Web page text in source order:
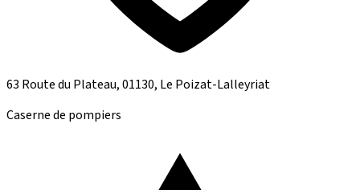
63 Route du Plateau, 01130, Le Poizat-Lalleyriat
Caserne de pompiers